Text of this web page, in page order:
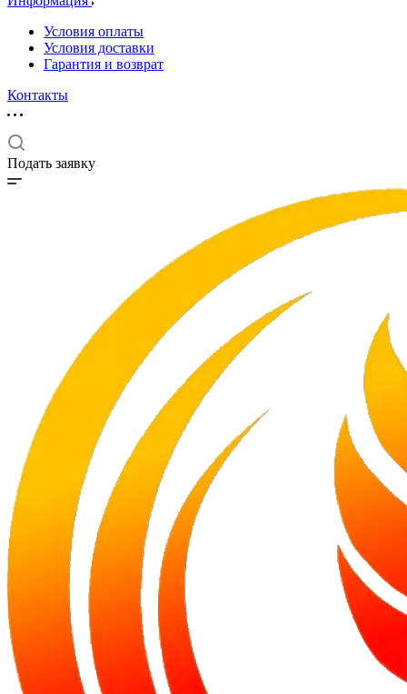
Условия оплаты
Условия доставки
Гарантия и возврат
Контакты
Подать заявку